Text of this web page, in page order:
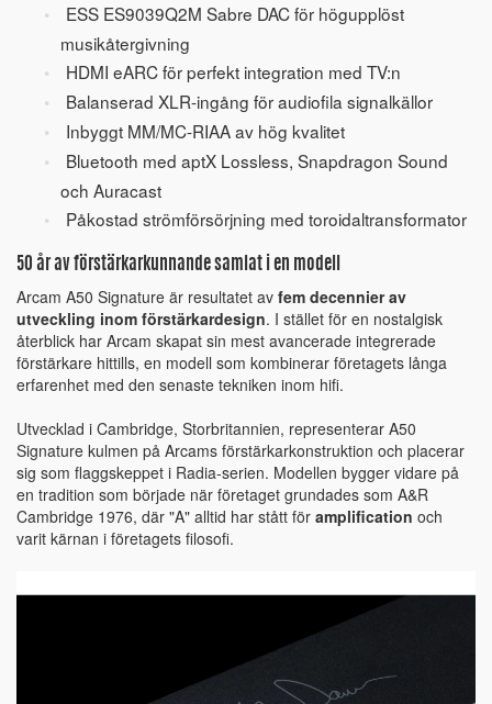
ESS ES9039Q2M Sabre DAC för högupplöst
musikåtergivning
HDMI eARC för perfekt integration med TV:n
Balanserad XLR-ingång för audiofila signalkällor
Inbyggt MM/MC-RIAA av hög kvalitet
Bluetooth med aptX Lossless, Snapdragon Sound
och Auracast
Påkostad strömförsörjning med toroidaltransformator
50 år av förstärkarkunnande samlat i en modell
Arcam A50 Signature är resultatet av fem decennier av
utveckling inom förstärkardesign. I stället för en nostalgisk
återblick har Arcam skapat sin mest avancerade integrerade
förstärkare hittills, en modell som kombinerar företagets långa
erfarenhet med den senaste tekniken inom hifi.
Utvecklad i Cambridge, Storbritannien, representerar A50
Signature kulmen på Arcams förstärkarkonstruktion och placerar
sig som flaggskeppet i Radia-serien. Modellen bygger vidare på
en tradition som började när företaget grundades som A&R
Cambridge 1976, där "A" alltid har stått för amplification och
varit kärnan i företagets filosofi.